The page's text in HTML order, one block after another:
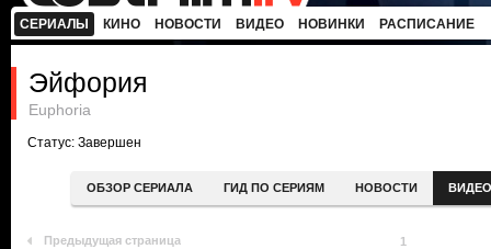
СЕРИАЛЫ КИНО НОВОСТИ ВИДЕО НОВИНКИ РАСПИСАНИЕ
Эйфория
Euphoria
Статус: Завершен
ОБЗОР СЕРИАЛА ГИД ПО СЕРИЯМ НОВОСТИ ВИДЕО
Предыдущая страница 1